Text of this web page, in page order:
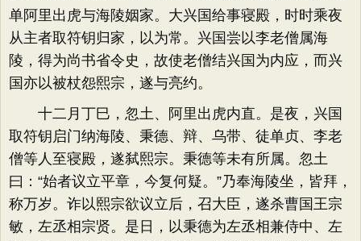
单阿里出虎与海陵姻家。大兴国给事寝殿，时时乘夜
从主者取符钥归家，以为常。兴国尝以李老僧属海
陵，得为尚书省令史，故使老僧结兴国为内应，而兴
国亦以被杖怨熙宗，遂与亮约。
十二月丁巳，忽土、阿里出虎内直。是夜，兴国
取符钥启门纳海陵、秉德、辩、乌带、徒单贞、李老
僧等人至寝殿，遂弑熙宗。秉德等未有所属。忽土
曰：“始者议立平章，今复何疑。”乃奉海陵坐，皆拜，
称万岁。诈以熙宗欲议立后，召大臣，遂杀曹国王宗
敏，左丞相宗贤。是日，以秉德为左丞相兼侍中、左